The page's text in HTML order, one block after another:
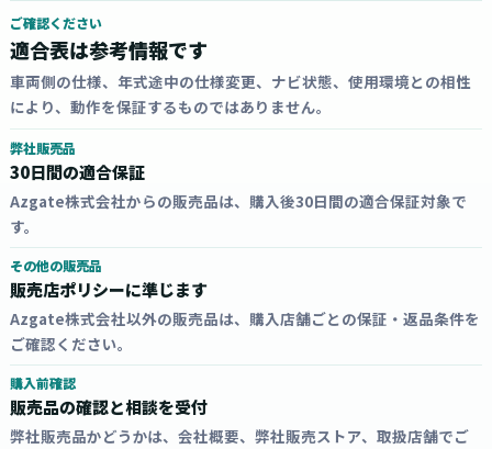
ご確認ください
適合表は参考情報です
車両側の仕様、年式途中の仕様変更、ナビ状態、使用環境との相性
により、動作を保証するものではありません。
弊社販売品
30日間の適合保証
Azgate株式会社からの販売品は、購入後30日間の適合保証対象で
す。
その他の販売品
販売店ポリシーに準じます
Azgate株式会社以外の販売品は、購入店舗ごとの保証・返品条件を
ご確認ください。
購入前確認
販売品の確認と相談を受付
弊社販売品かどうかは、会社概要、弊社販売ストア、取扱店舗でご